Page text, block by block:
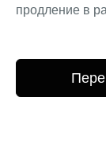
продление в